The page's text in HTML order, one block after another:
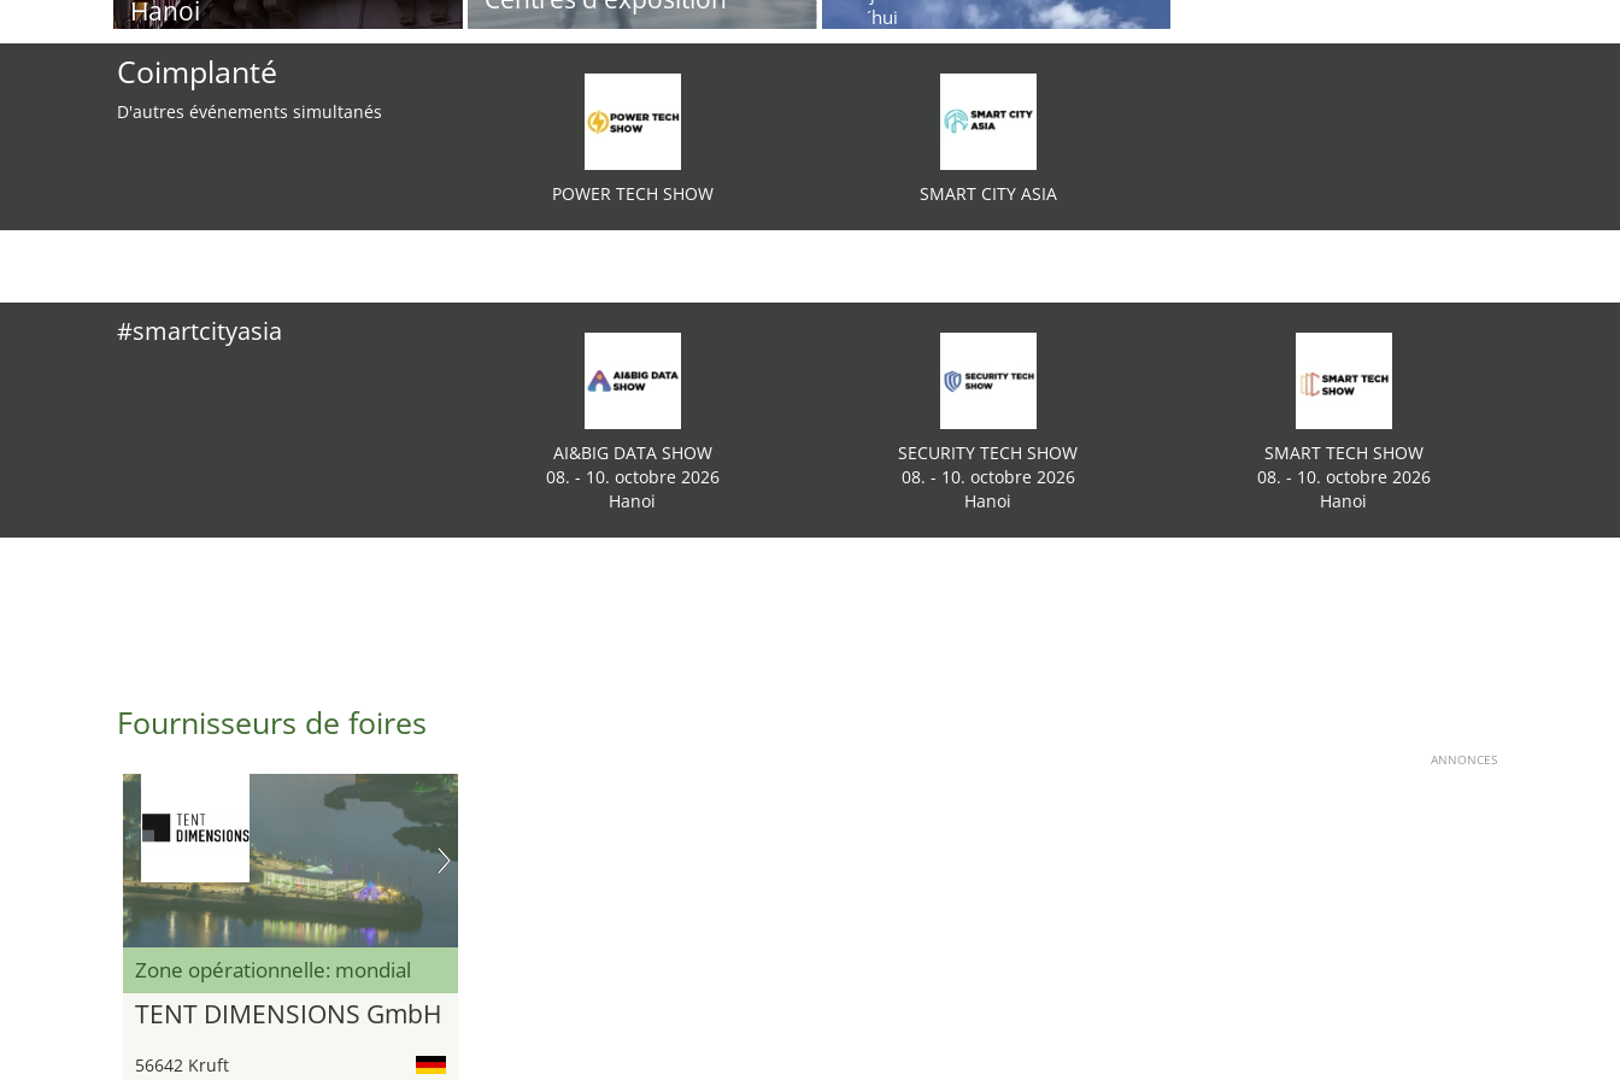
Hanoi
´hui
Coimplanté
D'autres événements simultanés
POWER TECH SHOW SMART CITY ASIA
#smartcityasia
AI&BIG DATA SHOW
08. - 10. octobre 2026
Hanoi
SECURITY TECH SHOW
08. - 10. octobre 2026
Hanoi
SMART TECH SHOW
08. - 10. octobre 2026
Hanoi
Fournisseurs de foires
ANNONCES
Zone opérationnelle: mondial
TENT DIMENSIONS GmbH
56642 Kruft